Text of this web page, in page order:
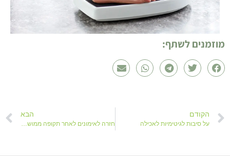
מוזמנים לשתף:
הקודם
על סיבות לגיטימיות לאכילה
הבא
חזרה לאימונים לאחר תקופה ממושכת